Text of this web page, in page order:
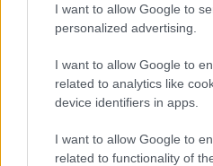
I want to allow Google to
personalized advertising.
I want to allow Google to
related to analytics like
device identifiers in apps.
I want to allow Google to
related to functionality of